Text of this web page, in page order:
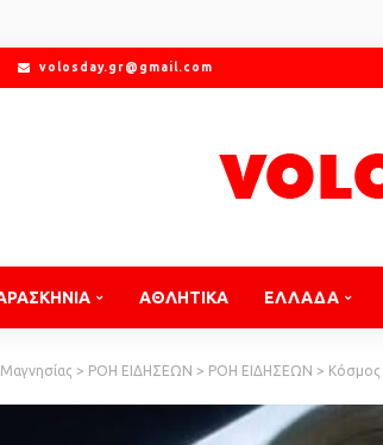
volosday.gr@gmail.com
ΑΘΛΗΤΙΚΑ ΕΛΛΑΔΑ
> ΡΟΗ ΕΙΔΗΣΕΩΝ > ΡΟΗ ΕΙΔΗΣΕΩΝ > Κόσμος